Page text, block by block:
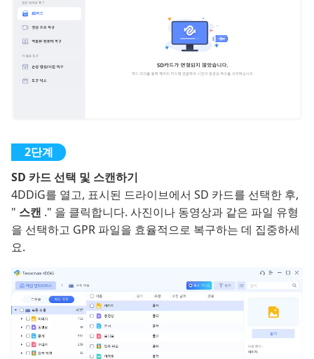
SD 카드 선택 및 스캔하기
4DDiG를 열고, 표시된 드라이브에서 SD 카드를 선택한 후,
" 스캔 ." 을 클릭합니다. 사진이나 동영상과 같은 파일 유형
을 선택하고 GPR 파일을 효율적으로 복구하는 데 집중하세
요.